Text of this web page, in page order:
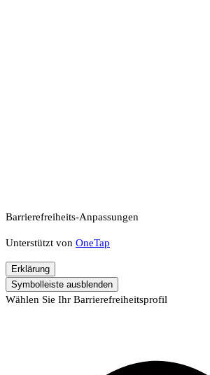
Barrierefreiheits-Anpassungen
Unterstützt von OneTap
Erklärung
Symbolleiste ausblenden
Wählen Sie Ihr Barrierefreiheitsprofil